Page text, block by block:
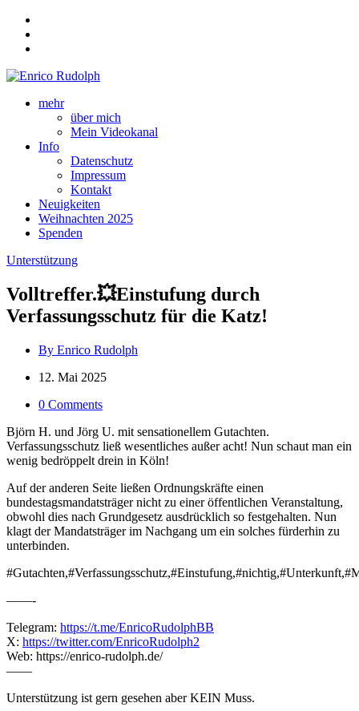
mehr
über mich
Mein Videokanal
Info
Datenschutz
Impressum
Kontakt
Neuigkeiten
Weihnachten 2025
Spenden
Unterstützung
Volltreffer.💥Einstufung durch
Verfassungsschutz für die Katz!
By Enrico Rudolph
12. Mai 2025
0 Comments
Björn H. und Jörg U. mit sensationellem Gutachten.
Verfassungsschutz ließ wesentliches außer acht! Nun schaut man ein
wenig bedröppelt drein in Köln!
Auf der anderen Seite ließen Ordnungskräfte einen
bundestagsmandatsträger nicht zu einer öffentlichen Veranstaltung,
obwohl dies nach Grundgesetz ausdrücklich so festgehalten. Nun
klagt der Mandatsträger im Nachgang um ein solches fürderhin zu
unterbinden.
——-
Telegram: https://t.me/EnricoRudolphBB
X: https://twitter.com/EnricoRudolph2
Web: https://enrico-rudolph.de/
——
Unterstützung ist gern gesehen aber KEIN Muss.